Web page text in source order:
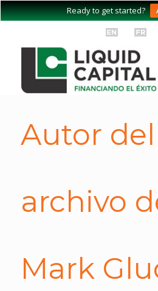
Ready to get started?
Autor del
archivo
Mark